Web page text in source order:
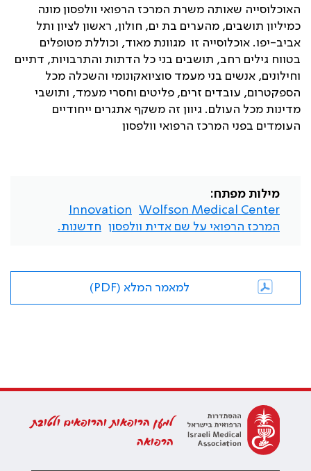
האוכלוסייה שאותה משרת המרכז הרפואי וולפסון מונה
כמיליון תושבים, מהערים בת ים, חולון, ראשון לציון ותל
אביב-יפו. אוכלוסייה זו מגוונת מאוד, וכוללת מטופלים
בטווח גילים רחב, תושבים בני כל הדתות והתרבויות, דתיים
וחילונים, אנשים בני מעמד סוציואקונומי והשכלה מכל
הספקטרום, עובדים זרים, פליטים וחסרי מעמד, ותושבי
מדינות מכל העולם. גיוון זה משקף אתגרים ייחודיים
העומדים בפני המרכז הרפואי וולפסון
מילות מפתח:
Wolfson Medical Center
Innovation
המרכז הרפואי על שם אדית וולפסון
חדשנות.
למאמר המלא (PDF)
למען הרופאות והרופאים ולטובת
הרפואה